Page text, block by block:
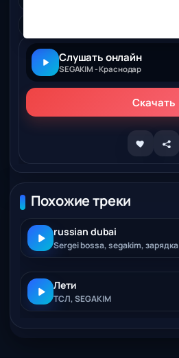
Слушать онлайн
SEGAKIM - Краснодар
Скачать
Похожие треки
russian dubai
Sergei bossa, segakim, зарядка
Лети
ТСЛ, SEGAKIM